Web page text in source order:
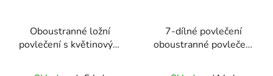
Oboustranné ložní
povlečení s květinovým
barvách 140 × 200 cm /
7-dílné povlečení
oboustranné povlečení
cm hnědá a bílá